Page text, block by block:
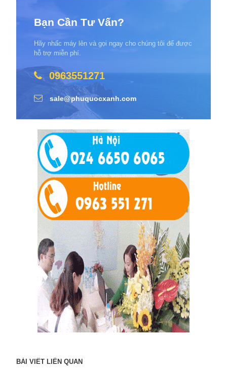
Bạn Cần Tư Vấn?
Hãy nhấc máy lên và gọi ngay cho chúng tôi để được
hỗ trợ miễn phí.
0963551271
sale@phuquocxanh.com
BÀI VIẾT LIÊN QUAN